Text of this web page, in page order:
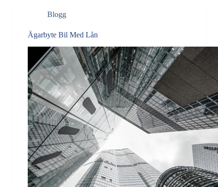
Blogg
Ägarbyte Bil Med Lån